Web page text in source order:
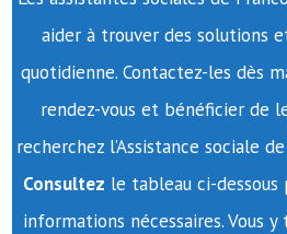
aider à trouver des solutions
quotidienne. Contactez-les dès
rendez-vous et bénéficier de
recherchez l’Assistance sociale
Consultez le tableau ci-
informations nécessaires. Vous